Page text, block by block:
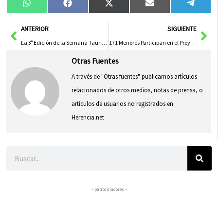
Compartir
en
WhatsAppCompartir
en
FacebookCompartir
en
X
(Twitter)
Compartir
en
Email
en
AntANTERIOR
La 3ª Edición de la Semana Taurino-Cultural Regresa a Albacete del 7 al 11 de abril
SIGUIENTE
171 Menores Participan en el Proyecto ‘Diviértete Aprendiendo’ para Fomentar Prácticas Saludables en la Infancia
Otras Fuentes
A través de "Otras fuentes" publicamos artículos
relacionados de otros medios, notas de prensa, o
artículos de usuarios no registrados en
Herencia.net
– patrocinadores –